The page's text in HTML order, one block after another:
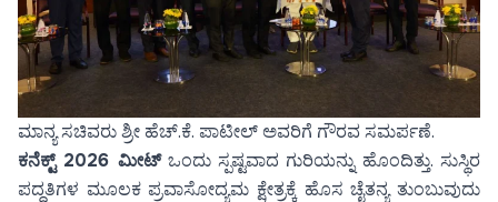
ಮಾನ್ಯ ಸಚಿವರು ಶ್ರೀ ಹೆಚ್.ಕೆ. ಪಾಟೀಲ್ ಅವರಿಗೆ ಗೌರವ ಸಮರ್ಪಣೆ.
ಕನೆಕ್ಟ್ 2026 ಮೀಟ್ಒಂದು ಸ್ಪಷ್ಟವಾದ ಗುರಿಯನ್ನು ಹೊಂದಿತ್ತು. ಸುಸ್ಥಿರ
ಪದ್ಧತಿಗಳ ಮೂಲಕ ಪ್ರವಾಸೋದ್ಯಮ ಕ್ಷೇತ್ರಕ್ಕೆ ಹೊಸ ಚೈತನ್ಯ ತುಂಬುವುದು